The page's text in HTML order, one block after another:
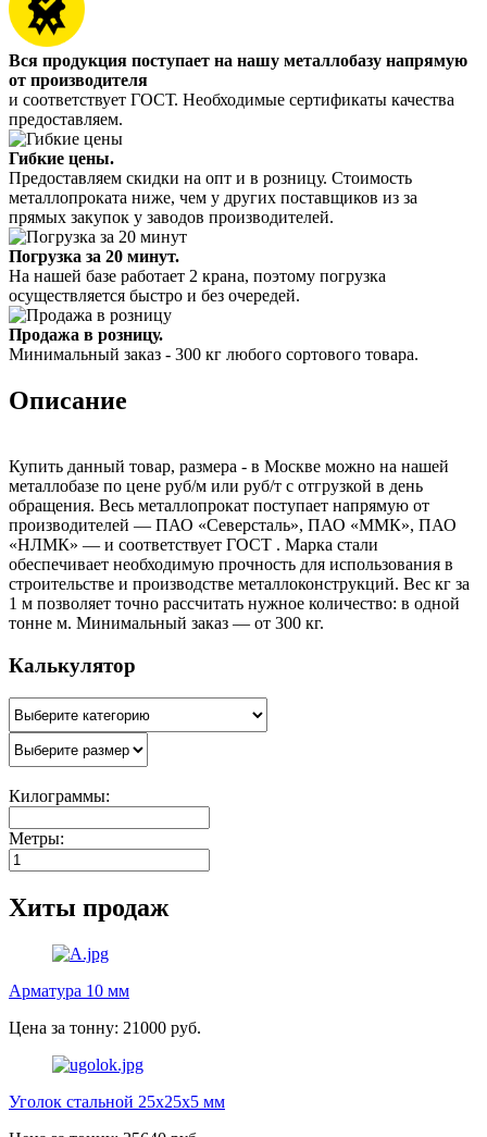
Вся продукция поступает на нашу металлобазу напрямую
от производителя
и соответствует ГОСТ. Необходимые сертификаты качества
предоставляем.
Гибкие цены.
Предоставляем скидки на опт и в розницу. Стоимость
металлопроката ниже, чем у других поставщиков из за
прямых закупок у заводов производителей.
Погрузка за 20 минут.
На нашей базе работает 2 крана, поэтому погрузка
осуществляется быстро и без очередей.
Продажа в розницу.
Минимальный заказ - 300 кг любого сортового товара.
Описание
Купить данный товар, размера - в Москве можно на нашей
металлобазе по цене руб/м или руб/т с отгрузкой в день
обращения. Весь металлопрокат поступает напрямую от
производителей — ПАО «Северсталь», ПАО «ММК», ПАО
«НЛМК» — и соответствует ГОСТ . Марка стали
обеспечивает необходимую прочность для использования в
строительстве и производстве металлоконструкций. Вес кг за
1 м позволяет точно рассчитать нужное количество: в одной
тонне м. Минимальный заказ — от 300 кг.
Калькулятор
Килограммы:
Метры:
Хиты продаж
Арматура 10 мм
Цена за тонну: 21000 руб.
Уголок стальной 25х25х5 мм